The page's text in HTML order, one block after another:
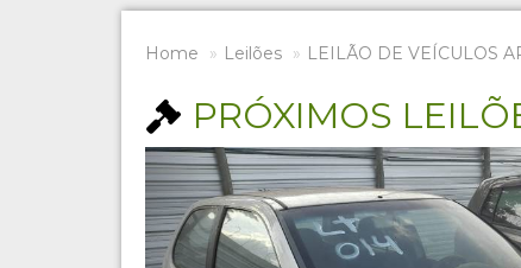
Home Leilões LEILÃO DE VEÍCULOS
PRÓXIMOS
Previous